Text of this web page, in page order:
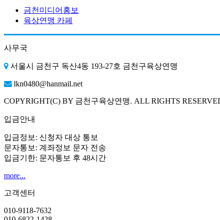
금천미디어홍보
육상연맹 카페
사무국
서울시 금천구 독산4동 193-27호 금천구육상연맹
lkn0480@hanmail.net
COPYRIGHT(C) BY 금천구육상연맹. ALL RIGHTS
입금안내
입금정보: 신청자 대상 통보
문자통보: 계좌정보 문자 전송
입금기한: 문자통보 후 48시간
more...
고객센터
010-9118-7632